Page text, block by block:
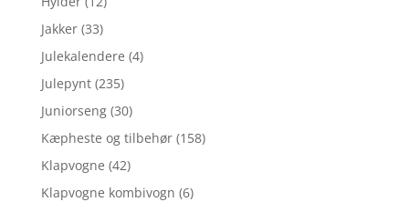
Jakker (33)
Julekalendere (4)
Julepynt (235)
Juniorseng (30)
Kæpheste og tilbehør (158)
Klapvogne (42)
Klapvogne kombivogn (6)